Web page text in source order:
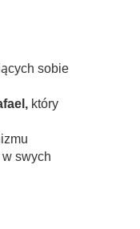
sobie
który
swych